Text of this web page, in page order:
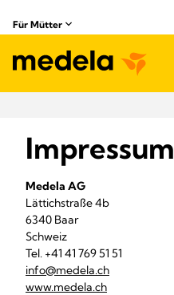
Für Mütter
Impressum
Medela AG
Lättichstraße 4b
6340 Baar
Schweiz
Tel. +41 41 769 51 51
info@medela.ch
www.medela.ch